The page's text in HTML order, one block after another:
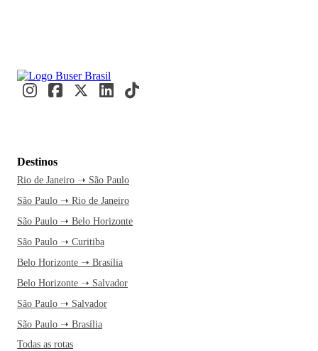
Destinos
Rio de Janeiro ➝ São Paulo
São Paulo ➝ Rio de Janeiro
São Paulo ➝ Belo Horizonte
São Paulo ➝ Curitiba
Belo Horizonte ➝ Brasília
Belo Horizonte ➝ Salvador
São Paulo ➝ Salvador
São Paulo ➝ Brasília
Todas as rotas